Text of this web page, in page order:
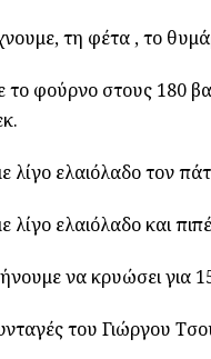
τη φέτα , το
το φούρνο στους 180
λίγο ελαιόλαδο τον
λίγο ελαιόλαδο και
να κρυώσει για
του Γιώργου